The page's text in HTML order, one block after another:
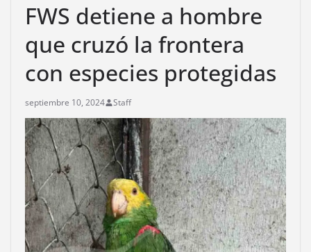
FWS detiene a hombre
que cruzó la frontera
con especies protegidas
septiembre 10, 2024 Staff